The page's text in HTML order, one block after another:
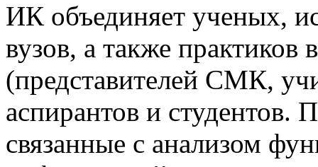
ИК объединяет ученых,
вузов, а также
(представителей СМК,
аспирантов и студентов.
связанные с анализом